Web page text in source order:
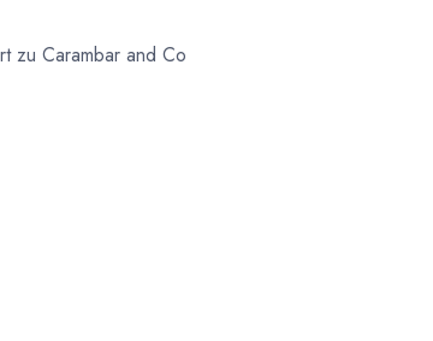
zu Carambar and Co